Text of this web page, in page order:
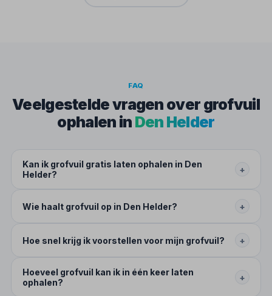
FAQ
Veelgestelde vragen over grofvuil
ophalen in Den Helder
Kan ik grofvuil gratis laten ophalen in Den
Helder?
+
Wie haalt grofvuil op in Den Helder? +
Hoe snel krijg ik voorstellen voor mijn grofvuil? +
Hoeveel grofvuil kan ik in één keer laten
ophalen?
+